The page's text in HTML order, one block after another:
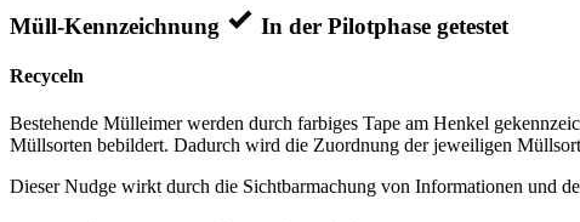
Müll-Kennzeichnung In der Pilotphase getestet
Recyceln
Bestehende Mülleimer werden durch farbiges Tape am Henkel
Müllsorten bebildert. Dadurch wird die Zuordnung der jeweiligen
Dieser Nudge wirkt durch die Sichtbarmachung von Informationen und